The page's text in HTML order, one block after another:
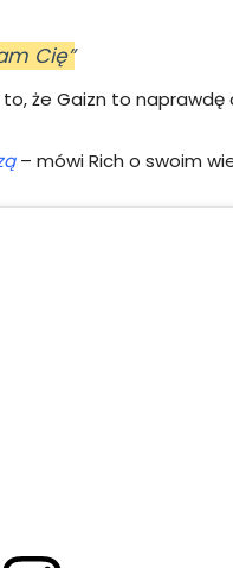
Cię”
że Gaizn to naprawdę
– mówi Rich o swoim